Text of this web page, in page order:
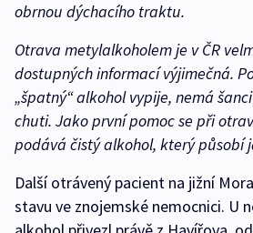
obrnou dýchacího traktu.
Otrava metylalkoholem je v ČR
dostupných informací výjimečná.
„špatný“ alkohol vypije, nemá
chuti. Jako první pomoc se při
podává čistý alkohol, který působí
Další otrávený pacient na jižní
stavu ve znojemské nemocnici. U